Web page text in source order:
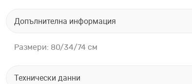
Допълнителна информация
Размери: 80/34/74 см
Технически данни